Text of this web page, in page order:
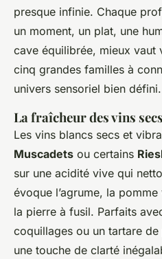
presque infinie. Chaque
un moment, un plat, une
cave équilibrée, mieux vaut
cinq grandes familles à
univers sensoriel bien défini.
La fraîcheur des vins
Les vins blancs secs et
Muscadets ou certains
sur une acidité vive qui
évoque l’agrume, la
la pierre à fusil. Parfaits
coquillages ou un tartare
une touche de clarté